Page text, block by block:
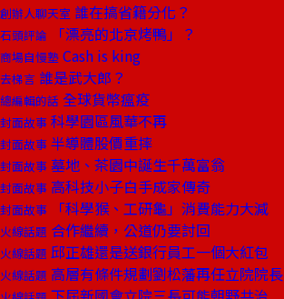
創辦人聊天室 誰在搞省籍分化？
石頭評論 「漂亮的北京烤鴨」？
商場自慢塾 Cash is king
去梯言 誰是武大郎？
總編輯的話 全球貨幣瘟疫
封面故事 科學園區風華不再
封面故事 半導體股價重摔
封面故事 墓地、茶園中誕生千萬富翁
封面故事 高科技小子白手成家傳奇
封面故事 「科學猴、工研龜」消費能力大減
火線話題 合作繼續，公道仍要討回
火線話題 邱正雄還是送銀行員工一個大紅包
火線話題 高層有條件規劃劉松藩再任立院院長